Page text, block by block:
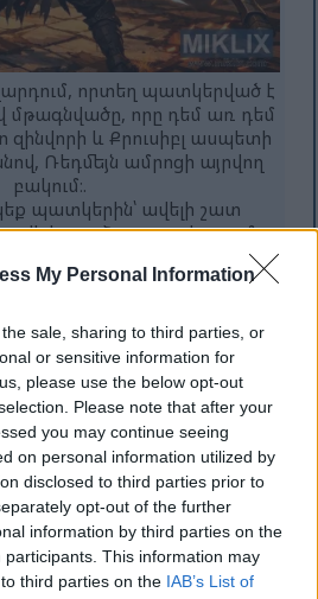
My Personal Information
sale, sharing to third parties, or
or sensitive information for
please use the below opt-out
Please note that after your
you may continue seeing
on personal information utilized by
disclosed to third parties prior to
opt-out of the further
information by third parties on the
participants. This information may
third parties on the IAB’s List of
որտեղ պատկերված է
մթագնվածը, որը դեմ առ դեմ
և Քրուսիբլ ասպետի
Ռեդմեյն ամրոցի այրվող
բակում։.
պատկերին՝ ավելի շատ
ավելի բարձր թույլտվությամբ